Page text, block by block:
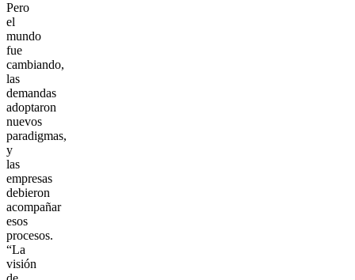
Pero
el
mundo
fue
cambiando,
las
demandas
adoptaron
nuevos
paradigmas,
y
las
empresas
debieron
acompañar
esos
procesos.
“La
visión